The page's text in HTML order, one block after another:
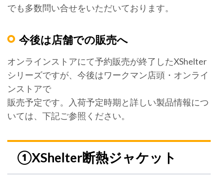
でも多数問い合せをいただいております。
今後は店舗での販売へ
オンラインストアにて予約販売が終了したXShelter
シリーズですが、今後はワークマン店頭・オンライ
ンストアで
販売予定です。入荷予定時期と詳しい製品情報につ
いては、下記ご参照ください。
①XShelter断熱ジャケット